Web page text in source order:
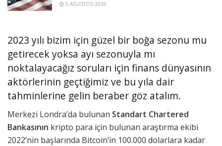
5 AĞUSTOS 2026
2023 yılı bizim için güzel bir boğa sezonu mu
getirecek yoksa ayı sezonuyla mı
noktalayacağız soruları için finans dünyasının
aktörlerinin geçtiğimiz ve bu yıla dair
tahminlerine gelin beraber göz atalım.
Merkezi Londra’da bulunan Standart Chartered
Bankasının kripto para için bulunan araştırma ekibi
2022’nin başlarında Bitcoin’in 100.000 dolarlara kadar